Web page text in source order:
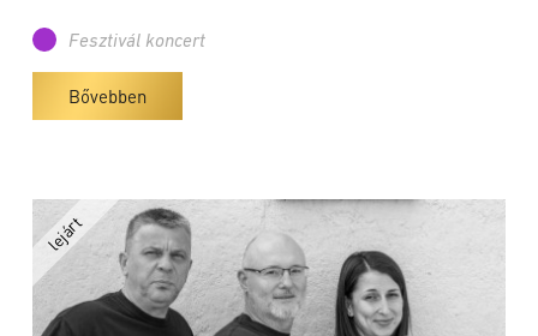
Fesztivál koncert
Bővebben